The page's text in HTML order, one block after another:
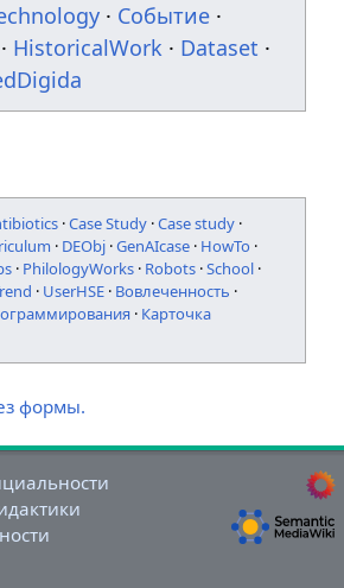
· Событие ·
· HistoricalWork · Dataset ·
·Case Study ·Case study ·
· DEObj ·GenAIcase · HowTo ·
· PhilologyWorks · Robots ·School ·
· UserHSE · Вовлеченность ·
· Карточка
формы.